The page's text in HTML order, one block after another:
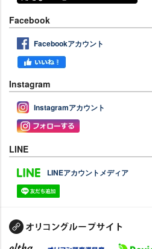
Facebook
Facebookアカウント
Instagram
Instagramアカウント
LINE
LINEアカウントメディア